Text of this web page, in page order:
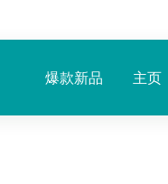
爆款新品 主页